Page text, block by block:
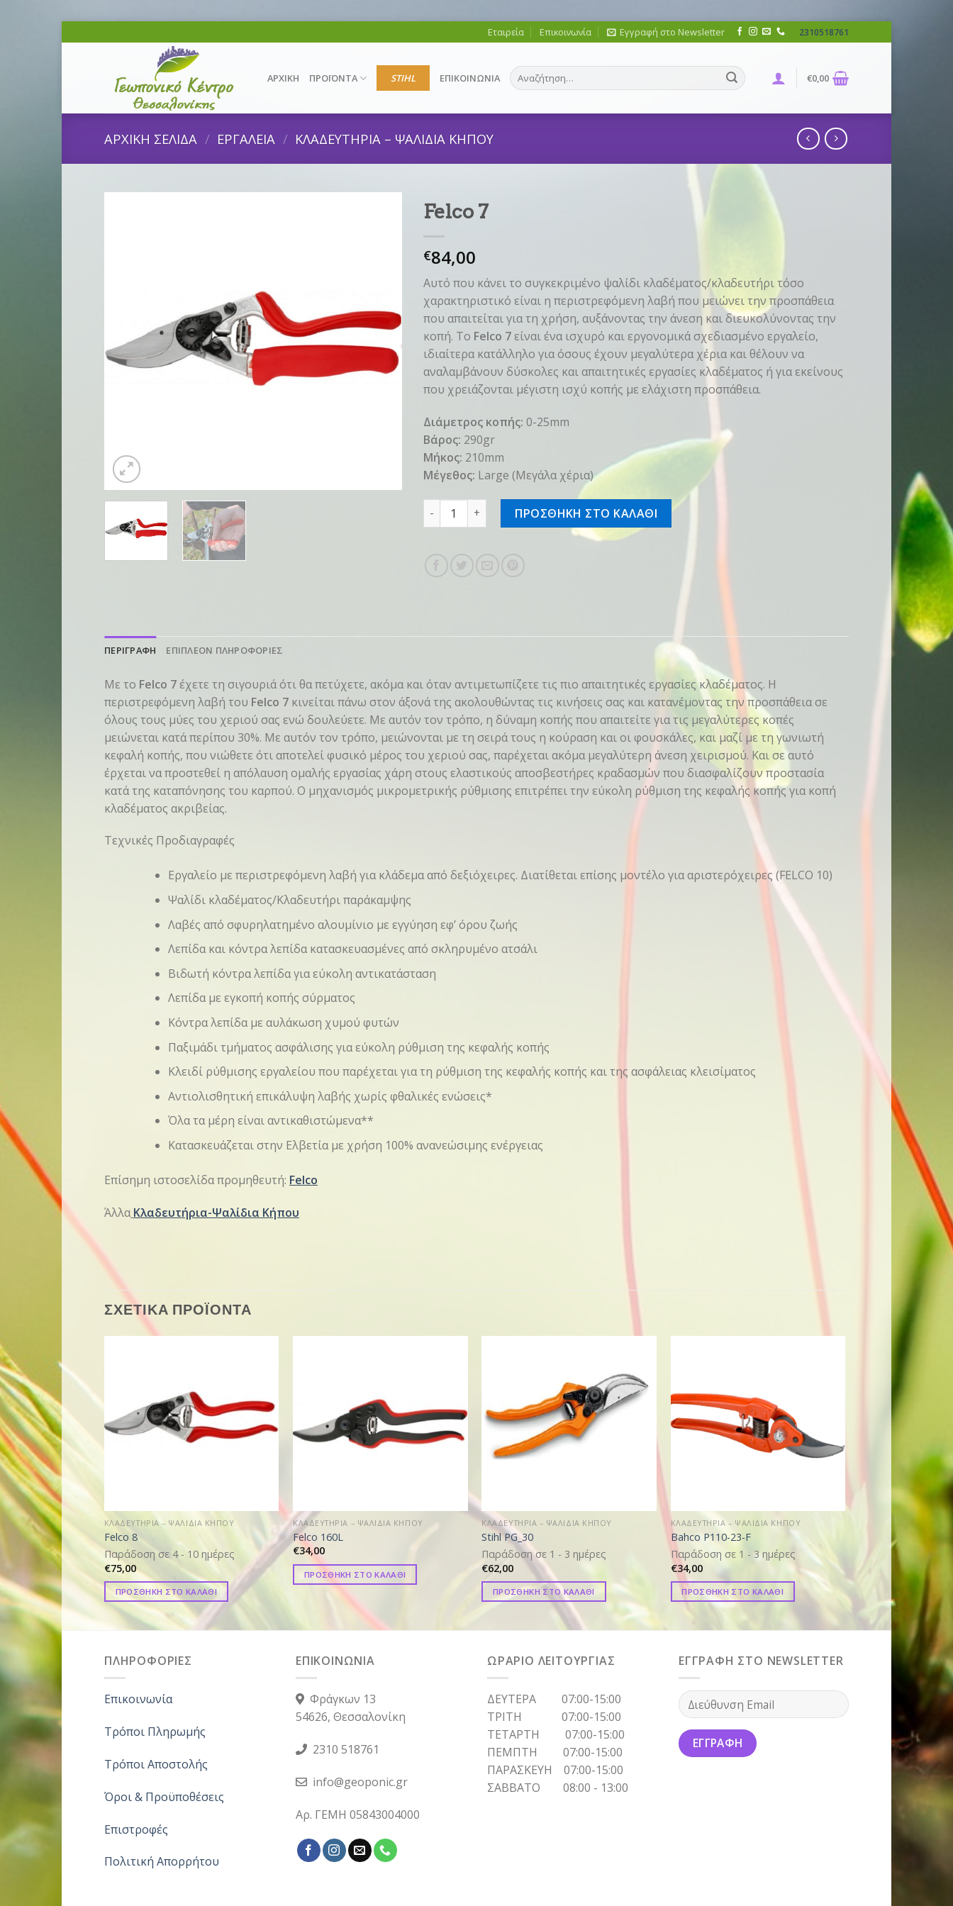
to
Εταιρεία Επικοινωνία Εγγραφή στο Newsletter 2310518761
ΑΡΧΙΚΗ ΠΡΟΪΟΝΤΑ STIHL ΕΠΙΚΟΙΝΩΝΙΑ
Αναζήτηση
για:
€0,00
ΑΡΧΙΚΗ ΣΕΛΙΔΑ / ΕΡΓΑΛΕΙΑ / ΚΛΑΔΕΥΤΗΡΙΑ – ΨΑΛΙΔΙΑ ΚΗΠΟΥ
Felco 7
€84,00
Αυτό που κάνει το συγκεκριμένο ψαλίδι κλαδέματος/κλαδευτήρι τόσο
χαρακτηριστικό είναι η περιστρεφόμενη λαβή που μειώνει την προσπάθεια
που απαιτείται για τη χρήση, αυξάνοντας την άνεση και διευκολύνοντας την
κοπή. Το Felco 7 είναι ένα ισχυρό και εργονομικά σχεδιασμένο εργαλείο,
ιδιαίτερα κατάλληλο για όσους έχουν μεγαλύτερα χέρια και θέλουν να
αναλαμβάνουν δύσκολες και απαιτητικές εργασίες κλαδέματος ή για εκείνους
που χρειάζονται μέγιστη ισχύ κοπής με ελάχιστη προσπάθεια.
Διάμετρος κοπής: 0-25mm
Βάρος: 290gr
Μήκος: 210mm
Μέγεθος: Large (Μεγάλα χέρια)
Felco 7 ποσότητα ΠΡΟΣΘΗΚΗ ΣΤΟ ΚΑΛΑΘΙ
ΠΕΡΙΓΡΑΦΗ ΕΠΙΠΛΕΟΝ ΠΛΗΡΟΦΟΡΙΕΣ
Με το Felco 7 έχετε τη σιγουριά ότι θα πετύχετε, ακόμα και όταν αντιμετωπίζετε τις πιο απαιτητικές εργασίες κλαδέματος. Η
περιστρεφόμενη λαβή του Felco 7 κινείται πάνω στον άξονά της ακολουθώντας τις κινήσεις σας και κατανέμοντας την προσπάθεια σε
όλους τους μύες του χεριού σας ενώ δουλεύετε. Με αυτόν τον τρόπο, η δύναμη κοπής που απαιτείτε για τις μεγαλύτερες κοπές
μειώνεται κατά περίπου 30%. Με αυτόν τον τρόπο, μειώνονται με τη σειρά τους η κούραση και οι φουσκάλες, και μαζί με τη γωνιωτή
κεφαλή κοπής, που νιώθετε ότι αποτελεί φυσικό μέρος του χεριού σας, παρέχεται ακόμα μεγαλύτερη άνεση χειρισμού. Και σε αυτό
έρχεται να προστεθεί η απόλαυση ομαλής εργασίας χάρη στους ελαστικούς αποσβεστήρες κραδασμών που διασφαλίζουν προστασία
κατά της καταπόνησης του καρπού. Ο μηχανισμός μικρομετρικής ρύθμισης επιτρέπει την εύκολη ρύθμιση της κεφαλής κοπής για κοπή
κλαδέματος ακριβείας.
Τεχνικές Προδιαγραφές
Εργαλείο με περιστρεφόμενη λαβή για κλάδεμα από δεξιόχειρες. Διατίθεται επίσης μοντέλο για αριστερόχειρες (FELCO 10)
Ψαλίδι κλαδέματος/Κλαδευτήρι παράκαμψης
Λαβές από σφυρηλατημένο αλουμίνιο με εγγύηση εφ’ όρου ζωής
Λεπίδα και κόντρα λεπίδα κατασκευασμένες από σκληρυμένο ατσάλι
Βιδωτή κόντρα λεπίδα για εύκολη αντικατάσταση
Λεπίδα με εγκοπή κοπής σύρματος
Κόντρα λεπίδα με αυλάκωση χυμού φυτών
Παξιμάδι τμήματος ασφάλισης για εύκολη ρύθμιση της κεφαλής κοπής
Κλειδί ρύθμισης εργαλείου που παρέχεται για τη ρύθμιση της κεφαλής κοπής και της ασφάλειας κλεισίματος
Αντιολισθητική επικάλυψη λαβής χωρίς φθαλικές ενώσεις*
Όλα τα μέρη είναι αντικαθιστώμενα**
Κατασκευάζεται στην Ελβετία με χρήση 100% ανανεώσιμης ενέργειας
Επίσημη ιστοσελίδα προμηθευτή: Felco
Άλλα Κλαδευτήρια-Ψαλίδια Κήπου
ΣΧΕΤΙΚΑ ΠΡΟΪΟΝΤΑ
ΚΛΑΔΕΥΤΗΡΙΑ – ΨΑΛΙΔΙΑ ΚΗΠΟΥ
Felco 8
Παράδοση σε 4 - 10 ημέρες
€75,00
ΠΡΟΣΘΗΚΗ ΣΤΟ ΚΑΛΑΘΙ
ΚΛΑΔΕΥΤΗΡΙΑ – ΨΑΛΙΔΙΑ ΚΗΠΟΥ
Felco 160L
€34,00
ΠΡΟΣΘΗΚΗ ΣΤΟ ΚΑΛΑΘΙ
ΚΛΑΔΕΥΤΗΡΙΑ – ΨΑΛΙΔΙΑ ΚΗΠΟΥ
Stihl PG_30
Παράδοση σε 1 - 3 ημέρες
€62,00
ΠΡΟΣΘΗΚΗ ΣΤΟ ΚΑΛΑΘΙ
ΚΛΑΔΕΥΤΗΡΙΑ – ΨΑΛΙΔΙΑ ΚΗΠΟΥ
Bahco P110-23-F
Παράδοση σε 1 - 3 ημέρες
€34,00
ΠΡΟΣΘΗΚΗ ΣΤΟ ΚΑΛΑΘΙ
Felco 5
ΠΡΟΣΘΗΚΗ ΣΤΟ
ΠΛΗΡΟΦΟΡΙΕΣ
Επικοινωνία
Τρόποι Πληρωμής
Τρόποι Αποστολής
Όροι & Προϋποθέσεις
Επιστροφές
Πολιτική Απορρήτου
ΕΠΙΚΟΙΝΩΝΙΑ
Φράγκων 13
54626, Θεσσαλονίκη
2310 518761
info@geoponic.gr
Αρ. ΓΕΜΗ 05843004000
ΩΡΑΡΙΟ ΛΕΙΤΟΥΡΓΙΑΣ
ΔΕΥΤΕΡΑ 07:00-15:00
ΤΡΙΤΗ 07:00-15:00
ΤΕΤΑΡΤΗ 07:00-15:00
ΠΕΜΠΤΗ 07:00-15:00
ΠΑΡΑΣΚΕΥΗ 07:00-15:00
ΣΑΒΒΑΤΟ 08:00 - 13:00
ΕΓΓΡΑΦΗ ΣΤΟ NEWSLETTER